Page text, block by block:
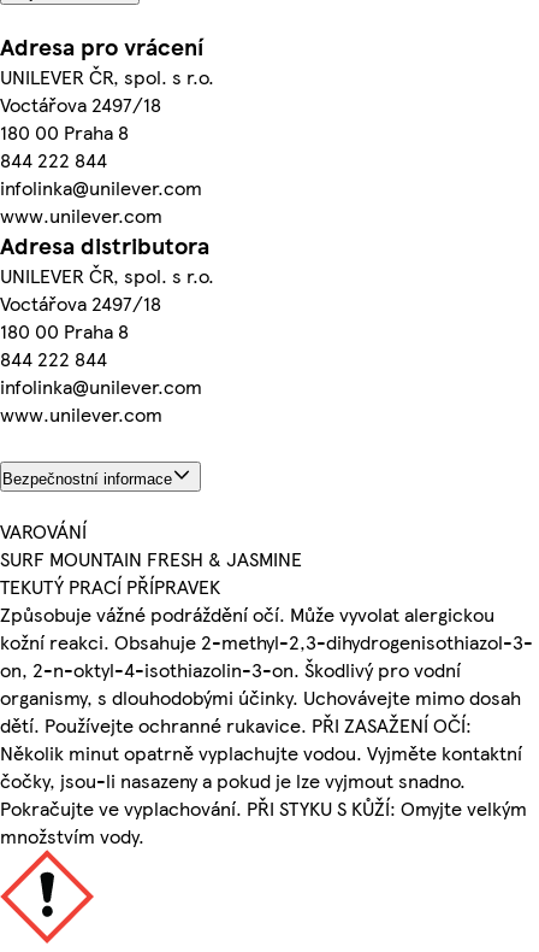
Adresa pro vrácení
UNILEVER ČR, spol. s r.o.
Voctářova 2497/18
180 00 Praha 8
844 222 844
infolinka@unilever.com
www.unilever.com
Adresa distributora
UNILEVER ČR, spol. s r.o.
Voctářova 2497/18
180 00 Praha 8
844 222 844
infolinka@unilever.com
www.unilever.com
Bezpečnostní informace
VAROVÁNÍ
SURF MOUNTAIN FRESH & JASMINE
TEKUTÝ PRACÍ PŘÍPRAVEK
Způsobuje vážné podráždění očí. Může vyvolat alergickou
kožní reakci. Obsahuje 2-methyl-2,3-dihydrogenisothiazol-3-
on, 2-n-oktyl-4-isothiazolin-3-on. Škodlivý pro vodní
organismy, s dlouhodobými účinky. Uchovávejte mimo dosah
dětí. Používejte ochranné rukavice. PŘI ZASAŽENÍ OČÍ:
Několik minut opatrně vyplachujte vodou. Vyjměte kontaktní
čočky, jsou-li nasazeny a pokud je lze vyjmout snadno.
Pokračujte ve vyplachování. PŘI STYKU S KŮŽÍ: Omyjte velkým
množstvím vody.